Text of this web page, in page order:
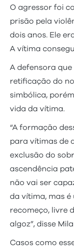
O agressor foi
prisão pela
dois anos. Ele
A vítima
A defensora
retificação do
simbólica,
vida da vítima.
“A formação
para vítimas de
exclusão do
ascendência
não vai ser
da vítima, mas
recomeço, livre
algoz”, disse
Casos como